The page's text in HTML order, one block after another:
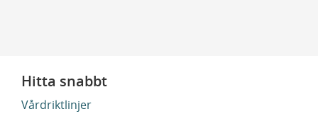
Hitta snabbt
Vårdriktlinjer